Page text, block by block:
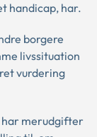
handicap, har.
borgere
livssituation
vurdering
har merudgifter